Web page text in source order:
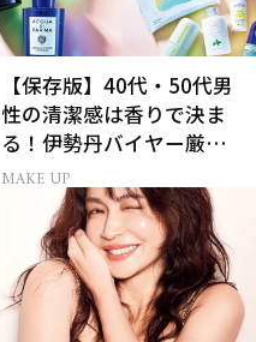
【保存版】40代・50代男
性の清潔感は香りで決ま
る！伊勢丹バイヤー厳選
フレグランス15選
MAKE UP